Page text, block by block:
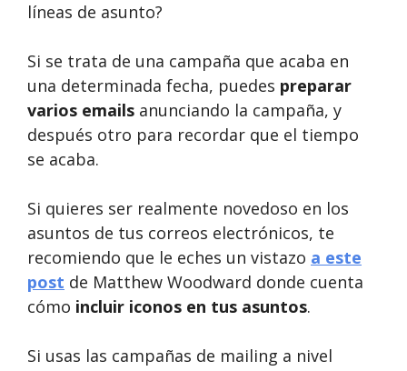
líneas de asunto?
Si se trata de una campaña que acaba en
una determinada fecha, puedes preparar
varios emails anunciando la campaña, y
después otro para recordar que el tiempo
se acaba.
Si quieres ser realmente novedoso en los
asuntos de tus correos electrónicos, te
recomiendo que le eches un vistazo a este
post de Matthew Woodward donde cuenta
cómo incluir iconos en tus asuntos.
Si usas las campañas de mailing a nivel